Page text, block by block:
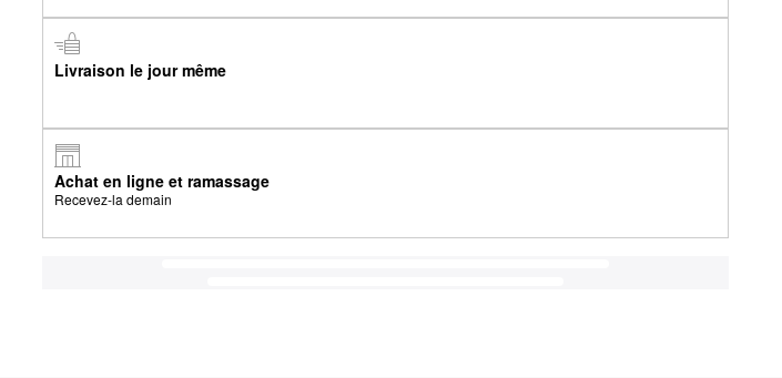
Livraison le jour même
Achat en ligne et ramassage
Recevez-la demain